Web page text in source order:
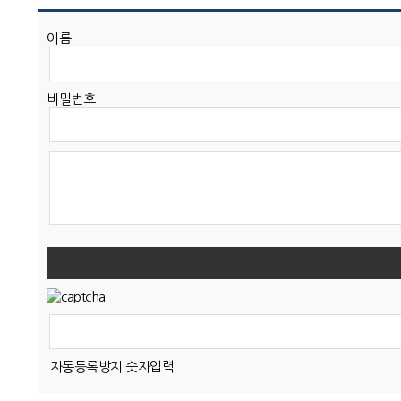
이름
비밀번호
자동등록방지 숫자입력